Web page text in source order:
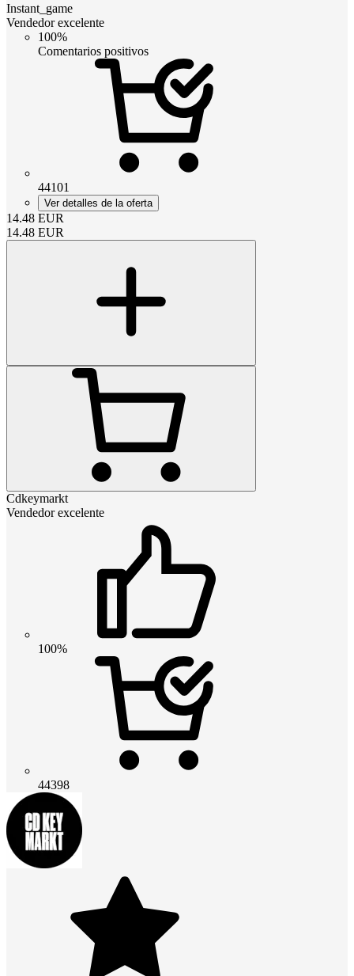
Instant_game
Vendedor excelente
100%
Comentarios positivos
44101
Ver detalles de la oferta
14.48 EUR
14.48 EUR
Cdkeymarkt
Vendedor excelente
100%
44398